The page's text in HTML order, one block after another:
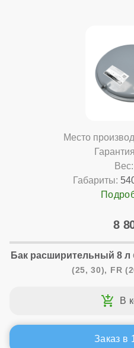
Место
Вес:
Габариты:
8
Бак расширительный 8 л
(25, 30), FR
Заказ в